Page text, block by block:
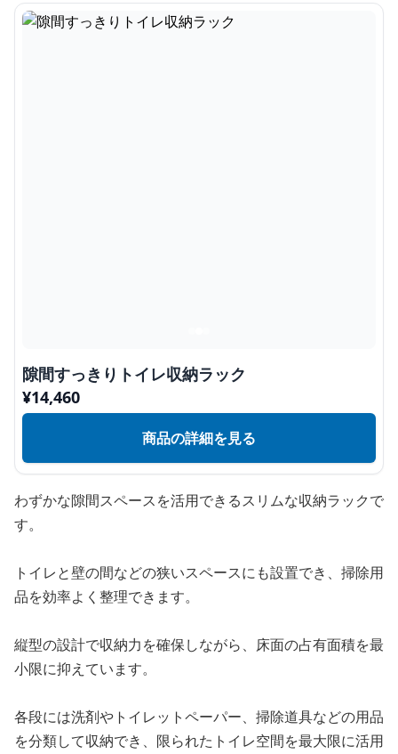
隙間すっきりトイレ収納ラック
¥14,460
商品の詳細を見る
わずかな隙間スペースを活用できるスリムな収納ラックで
す。
トイレと壁の間などの狭いスペースにも設置でき、掃除用
品を効率よく整理できます。
縦型の設計で収納力を確保しながら、床面の占有面積を最
小限に抑えています。
各段には洗剤やトイレットペーパー、掃除道具などの用品
を分類して収納でき、限られたトイレ空間を最大限に活用